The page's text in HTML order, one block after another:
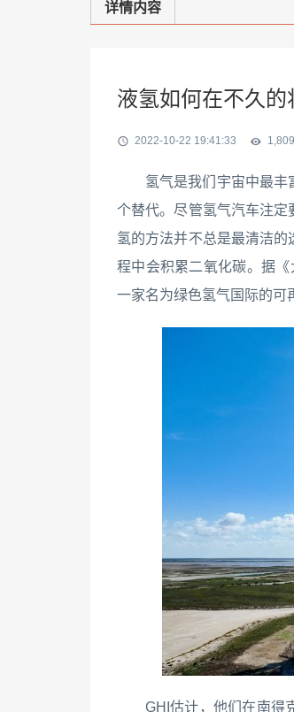
详情内容
液氢如何在不久
2022-10-22 19:41:33
氢气是我们宇宙中最
个替代。尽管氢气汽车注
氢的方法并不总是最清洁
程中会积累二氧化碳。据
一家名为绿色氢气国际的可
GHI估计，他们在南得